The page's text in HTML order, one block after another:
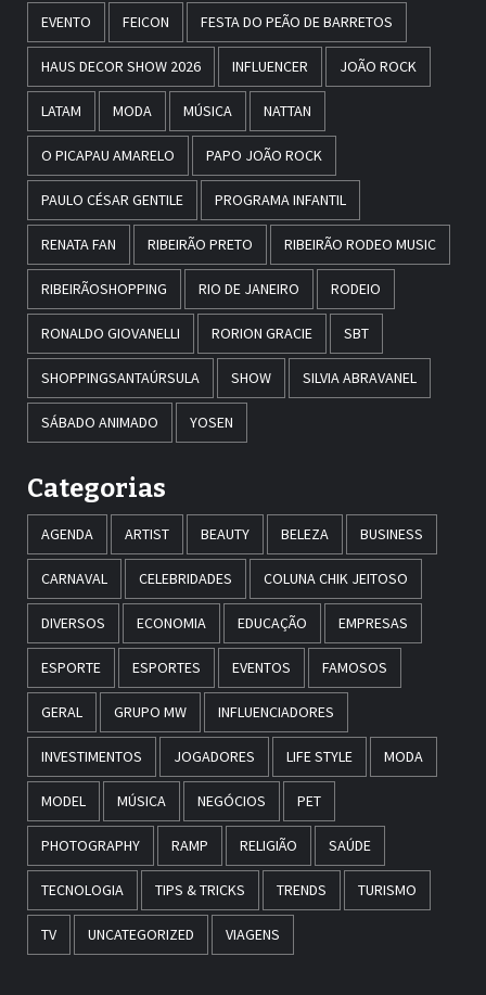
EVENTO FEICON FESTA DO PEÃO DE BARRETOS
HAUS DECOR SHOW 2026 INFLUENCER JOÃO ROCK
LATAM MODA MÚSICA NATTAN
O PICAPAU AMARELO PAPO JOÃO ROCK
PAULO CÉSAR GENTILE PROGRAMA INFANTIL
RENATA FAN RIBEIRÃO PRETO RIBEIRÃO RODEO MUSIC
RIBEIRÃOSHOPPING RIO DE JANEIRO RODEIO
RONALDO GIOVANELLI RORION GRACIE SBT
SHOPPINGSANTAÚRSULA SHOW SILVIA ABRAVANEL
SÁBADO ANIMADO YOSEN
Categorias
AGENDA ARTIST BEAUTY BELEZA BUSINESS
CARNAVAL CELEBRIDADES COLUNA CHIK JEITOSO
DIVERSOS ECONOMIA EDUCAÇÃO EMPRESAS
ESPORTE ESPORTES EVENTOS FAMOSOS
GERAL GRUPO MW INFLUENCIADORES
INVESTIMENTOS JOGADORES LIFE STYLE MODA
MODEL MÚSICA NEGÓCIOS PET
PHOTOGRAPHY RAMP RELIGIÃO SAÚDE
TECNOLOGIA TIPS & TRICKS TRENDS TURISMO
TV UNCATEGORIZED VIAGENS